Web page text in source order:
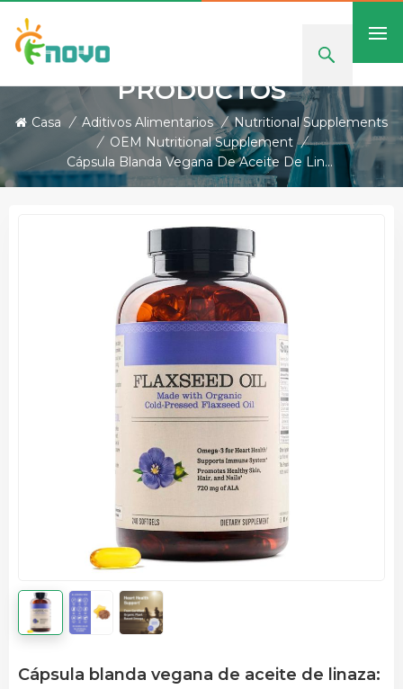
PRODUCTOS
Casa / Aditivos Alimentarios / Nutritional Supplements
/ OEM Nutritional Supplement /
Cápsula Blanda Vegana De Aceite De Linaza: Personalización De Etiquetas Privadas Y OEM
Cápsula blanda vegana de aceite de linaza: